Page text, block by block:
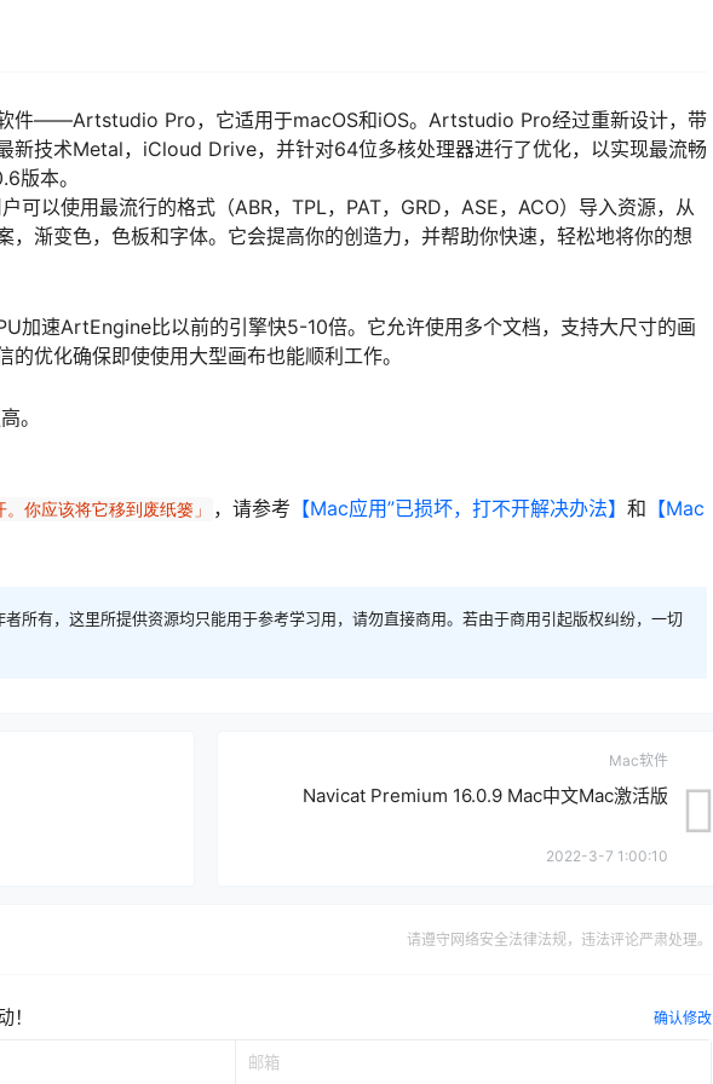
件——Artstudio Pro，它适用于macOS和iOS。Artstudio Pro经过重新设计，带
新技术Metal，iCloud Drive，并针对64位多核处理器进行了优化，以实现最流畅
版本。
以使用最流行的格式（ABR，TPL，PAT，GRD，ASE，ACO）导入资源，从
，渐变色，色板和字体。它会提高你的创造力，并帮助你快速，轻松地将你的想
加速ArtEngine比以前的引擎快5-10倍。它允许使用多个文档，支持大尺寸的画
优化确保即使使用大型画布也能顺利工作。
。
你应该将它移到废纸篓」 ，请参考 【Mac应用”已损坏，打不开解决办法】 和 【Mac
所有，这里所提供资源均只能用于参考学习用，请勿直接商用。若由于商用引起版权纠纷，一切
Mac软件
Navicat Premium 16.0.9 Mac中文Mac激活版
2022-3-7 1:00:10
请遵守网络安全法律法规，违法评论严肃处理。
确认修改